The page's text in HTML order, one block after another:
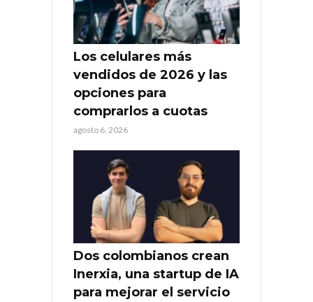
Los celulares más
vendidos de 2026 y las
opciones para
comprarlos a cuotas
agosto 6, 2026
Dos colombianos crean
Inerxia, una startup de IA
para mejorar el servicio